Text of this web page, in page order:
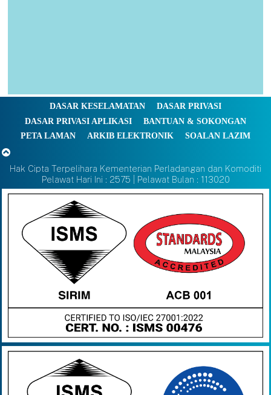
DASAR KESELAMATAN
DASAR PRIVASI
DASAR PRIVASI APLIKASI
BANTUAN & SOKONGAN
PETA LAMAN
ARKIB ELEKTRONIK SOALAN LAZIM
Hak Cipta Terpelihara Kementerian Perladangan dan Komoditi
Pelawat Hari Ini : 2575 | Pelawat Bulan : 113020